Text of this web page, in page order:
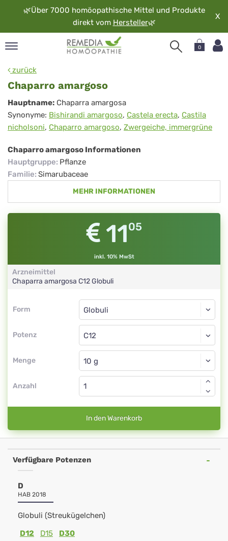
🌿Über 7000 homöopathische Mittel und Produkte
direkt vom Hersteller🌿
X
0
zurück
Chaparro amargoso
Chaparro
amargoso
Hauptname: Chaparra amargosa
Synonyme: Bishirandi amargoso, Castela erecta, Castila
nicholsoni, Chaparro amargoso, Zwergeiche, immergrüne
Chaparro amargoso Informationen
Hauptgruppe: Pflanze
Familie: Simarubaceae
MEHR INFORMATIONEN
1105
inkl. 10% MwSt
Arzneimittel
Chaparra amargosa C12Globuli
Form
Form
Potenz
Globuli
C12
Menge
Globuli
Anzahl
In den Warenkorb
Verfügbare Potenzen
D
HAB 2018
Globuli (Streukügelchen)
D12
D15 D30